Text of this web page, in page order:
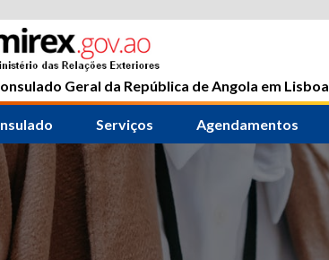
Geral da República de Angola em Lisboa
Serviços Agendamentos